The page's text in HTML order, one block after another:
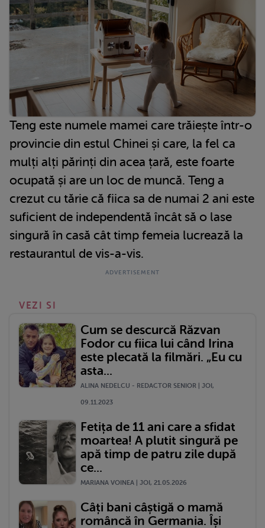
Teng este numele mamei care trăiește într-o
provincie din estul Chinei și care, la fel ca
mulți alți părinți din acea țară, este foarte
ocupată și are un loc de muncă. Teng a
crezut cu tărie că fiica sa de numai 2 ani este
suficient de independentă încât să o lase
singură în casă cât timp femeia lucrează la
restaurantul de vis-a-vis.
VEZI SI
Cum se descurcă Răzvan
Fodor cu fiica lui când Irina
este plecată la filmări. „Eu cu
asta...
ALINA NEDELCU - REDACTOR SENIOR | JOI,
09.11.2023
Fetița de 11 ani care a sfidat
moartea! A plutit singură pe
apă timp de patru zile după
ce...
MARIANA VOINEA | JOI, 21.05.2026
Câți bani câștigă o mamă
româncă în Germania. Își